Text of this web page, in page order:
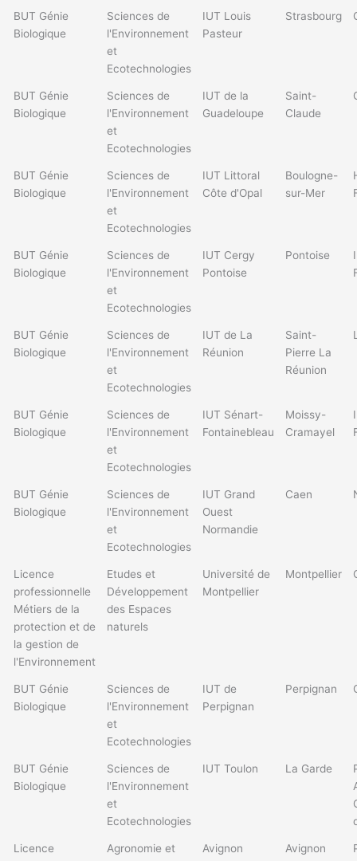
BUT Génie
Biologique
Sciences de
l'Environnement
et
Ecotechnologies
IUT Louis
Pasteur
Strasbourg
BUT Génie
Biologique
Sciences de
l'Environnement
et
Ecotechnologies
IUT de la
Guadeloupe
Saint-
Claude
BUT Génie
Biologique
Sciences de
l'Environnement
et
Ecotechnologies
IUT Littoral
Côte d'Opal
Boulogne-
sur-Mer
BUT Génie
Biologique
Sciences de
l'Environnement
et
Ecotechnologies
IUT Cergy
Pontoise
Pontoise
BUT Génie
Biologique
Sciences de
l'Environnement
et
Ecotechnologies
IUT de La
Réunion
Saint-
Pierre La
Réunion
BUT Génie
Biologique
Sciences de
l'Environnement
et
Ecotechnologies
IUT Sénart-
Fontainebleau
Moissy-
Cramayel
BUT Génie
Biologique
Sciences de
l'Environnement
et
Ecotechnologies
IUT Grand
Ouest
Normandie
Caen
Licence
professionnelle
Métiers de la
protection et de
la gestion de
l'Environnement
Etudes et
Développement
des Espaces
naturels
Université de
Montpellier
Montpellier
BUT Génie
Biologique
Sciences de
l'Environnement
et
Ecotechnologies
IUT de
Perpignan
Perpignan
BUT Génie
Biologique
Sciences de
l'Environnement
et
Ecotechnologies
IUT Toulon La Garde
Licence
Agronomie et
Avignon
Avignon